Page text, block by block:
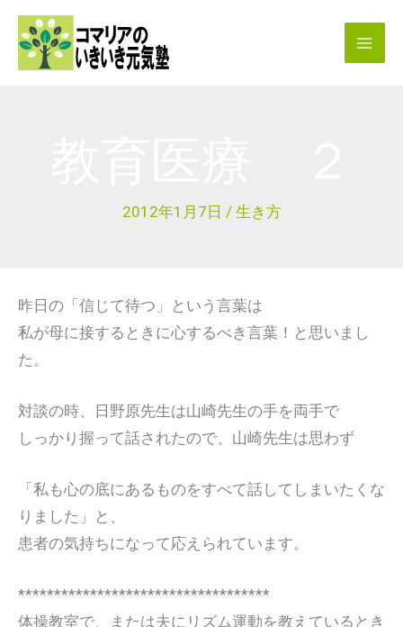
2012年1月7日 / 生き方
昨日の「信じて待つ」という言葉は
私が母に接するときに心するべき言葉！と思いまし
た。
対談の時、日野原先生は山崎先生の手を両手で
しっかり握って話されたので、山崎先生は思わず
「私も心の底にあるものをすべて話してしまいたくな
りました」と、
患者の気持ちになって応えられています。
***********************************
体操教室で、または夫にリズム運動を教えているとき